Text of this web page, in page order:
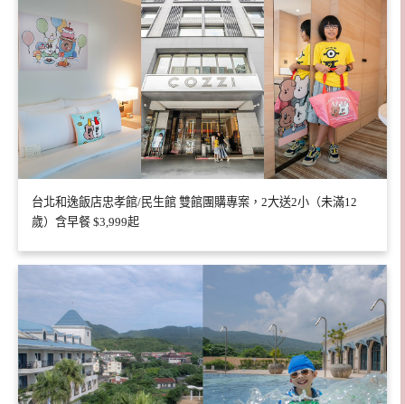
台北和逸飯店忠孝館/民生館 雙館團購專案，2大送2小（未滿12
歲）含早餐 $3,999起